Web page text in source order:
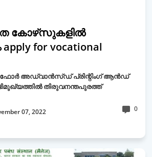
കോഴ്‌സുകളിൽ
for vocational
ഫോർ അഡ്വാൻസ്ഡ് പ്രിന്റിംഗ് ആൻഡ്
തിരുവനന്തപുരത്ത്
07, 2022 0